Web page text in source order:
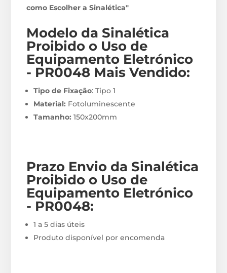
como Escolher a Sinalética"
Modelo da Sinalética
Proibido o Uso de
Equipamento Eletrónico
- PR0048 Mais Vendido:
Tipo de Fixação: Tipo 1
Material: Fotoluminescente
Tamanho: 150x200mm
Prazo Envio da Sinalética
Proibido o Uso de
Equipamento Eletrónico
- PR0048:
1 a 5 dias úteis
Produto disponível por encomenda